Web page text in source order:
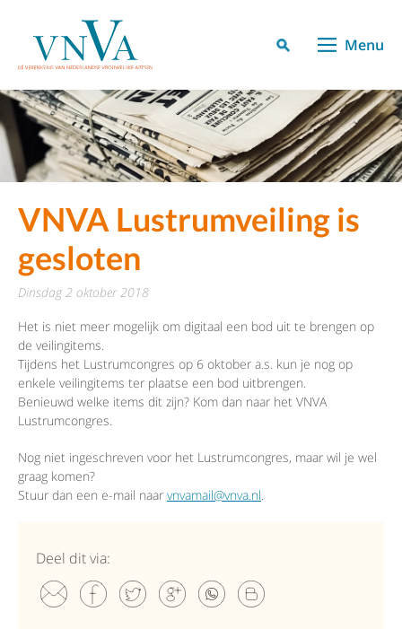
Menu
VNVA Lustrumveiling is
gesloten
dinsdag 2 oktober 2018
Het is niet meer mogelijk om digitaal een bod uit te brengen op
de veilingitems.
Tijdens het Lustrumcongres op 6 oktober a.s. kun je nog op
enkele veilingitems ter plaatse een bod uitbrengen.
Benieuwd welke items dit zijn? Kom dan naar het VNVA
Lustrumcongres.
Nog niet ingeschreven voor het Lustrumcongres, maar wil je wel
graag komen?
Stuur dan een e-mail naar vnvamail@vnva.nl.
Deel dit via: